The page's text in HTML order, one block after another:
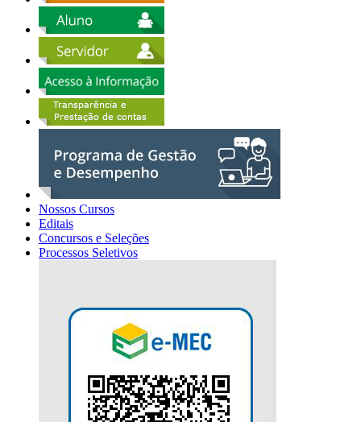
Nossos Cursos
Editais
Concursos e Seleções
Processos Seletivos